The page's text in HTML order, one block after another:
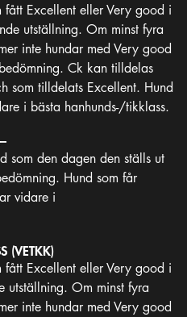
fått Excellent eller Very good i
utställning. Om minst fyra
inte hundar med Very good
Ck kan tilldelas
som tilldelats Excellent. Hund
i bästa hanhunds-/tikklass.
som den dagen den ställs ut
Hund som får
vidare i
(VETKK)
fått Excellent eller Very good i
utställning. Om minst fyra
inte hundar med Very good